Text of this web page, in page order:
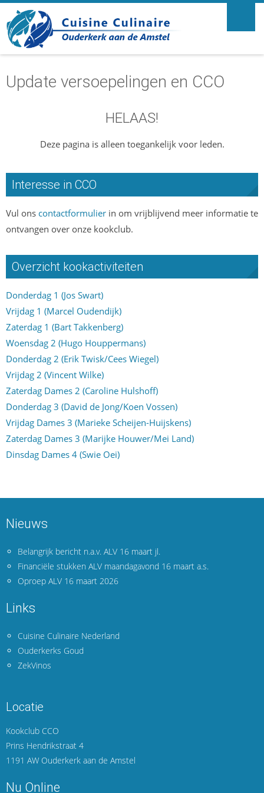
Update versoepelingen en CCO
HELAAS!
Deze pagina is alleen toegankelijk voor leden.
Interesse in CCO
Vul ons contactformulier in om vrijblijvend meer informatie te
ontvangen over onze kookclub.
Overzicht kookactiviteiten
Donderdag 1 (Jos Swart)
Vrijdag 1 (Marcel Oudendijk)
Zaterdag 1 (Bart Takkenberg)
Woensdag 2 (Hugo Houppermans)
Donderdag 2 (Erik Twisk/Cees Wiegel)
Vrijdag 2 (Vincent Wilke)
Zaterdag Dames 2 (Caroline Hulshoff)
Donderdag 3 (David de Jong/Koen Vossen)
Vrijdag Dames 3 (Marieke Scheijen-Huijskens)
Zaterdag Dames 3 (Marijke Houwer/Mei Land)
Dinsdag Dames 4 (Swie Oei)
Nieuws
Belangrijk bericht n.a.v. ALV 16 maart jl.
Financiële stukken ALV maandagavond 16 maart a.s.
Oproep ALV 16 maart 2026
Links
Cuisine Culinaire Nederland
Ouderkerks Goud
ZekVinos
Locatie
Kookclub CCO
Prins Hendrikstraat 4
1191 AW Ouderkerk aan de Amstel
Nu Online